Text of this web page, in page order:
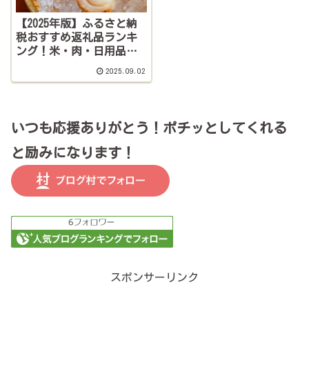
【2025年版】ふるさと納
税おすすめ返礼品ランキ
ング！米・肉・日用品で
2025.09.02
いつも応援ありがとう！ポチッとしてくれる
と励みになります！
スポンサーリンク